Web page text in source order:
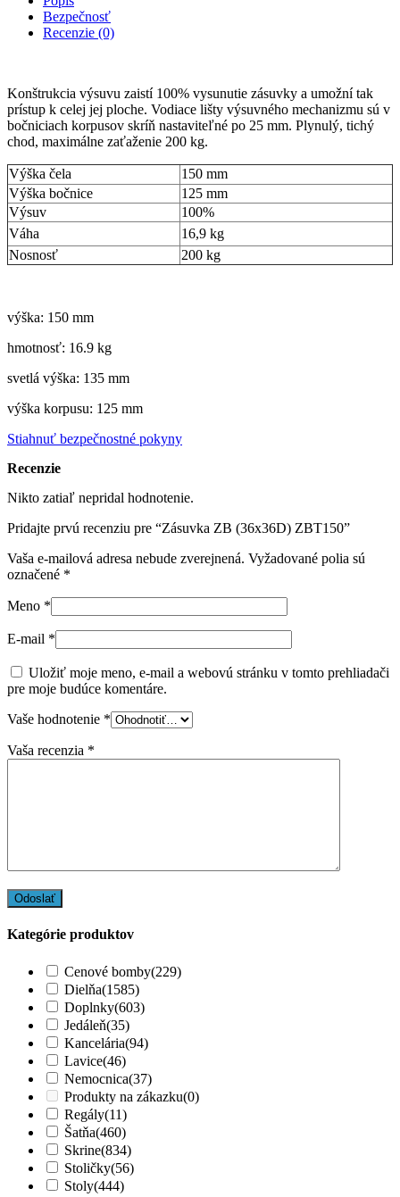
Bezpečnosť
Recenzie (0)
Konštrukcia výsuvu zaistí 100% vysunutie zásuvky a umožní tak
prístup k celej jej ploche. Vodiace lišty výsuvného mechanizmu sú v
bočniciach korpusov skríň nastaviteľné po 25 mm. Plynulý, tichý
chod, maximálne zaťaženie 200 kg.
Výška čela
150 mm
Výška bočnice
125 mm
Výsuv
100%
Váha
16,9 kg
Nosnosť
200 kg
výška: 150 mm
hmotnosť: 16.9 kg
svetlá výška: 135 mm
výška korpusu: 125 mm
Stiahnuť bezpečnostné pokyny
Recenzie
Nikto zatiaľ nepridal hodnotenie.
Pridajte prvú recenziu pre “Zásuvka ZB (36x36D) ZBT150”
Vaša e-mailová adresa nebude zverejnená. Vyžadované polia sú
označené *
Meno *
E-mail *
Uložiť moje meno, e-mail a webovú stránku v tomto prehliadači
pre moje budúce komentáre.
Vaše hodnotenie *
Vaša recenzia *
Kategórie produktov
Cenové bomby(229)
Dielňa(1585)
Doplnky(603)
Jedáleň(35)
Kancelária(94)
Lavice(46)
Nemocnica(37)
Produkty na zákazku(0)
Regály(11)
Šatňa(460)
Skrine(834)
Stoličky(56)
Stoly(444)